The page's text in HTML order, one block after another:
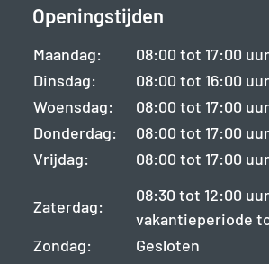
Openingstijden
Maandag:
08:00 tot 17:00 uur
Dinsdag:
08:00 tot 16:00 uur
Woensdag:
08:00 tot 17:00 uur
Donderdag:
08:00 tot 17:00 uur
Vrijdag:
08:00 tot 17:00 uur
Zaterdag:
08:30 tot 12:00
vakantieperiode
Zondag:
Gesloten